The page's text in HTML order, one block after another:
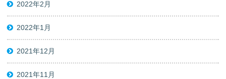
2022年2月
2022年1月
2021年12月
2021年11月